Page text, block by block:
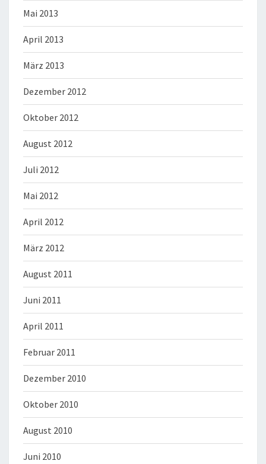
Mai 2013
April 2013
März 2013
Dezember 2012
Oktober 2012
August 2012
Juli 2012
Mai 2012
April 2012
März 2012
August 2011
Juni 2011
April 2011
Februar 2011
Dezember 2010
Oktober 2010
August 2010
Juni 2010